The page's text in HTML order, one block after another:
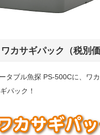
カサギパック（税別価
タブル魚探 PS-500Cに、ワ
パック！